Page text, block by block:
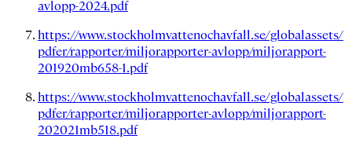
avlopp-2024.pdf
https://www.stockholmvattenochavfall.se/globalassets/
pdfer/rapporter/miljorapporter-avlopp/miljorapport-
201920mb658-1.pdf
https://www.stockholmvattenochavfall.se/globalassets/
pdfer/rapporter/miljorapporter-avlopp/miljorapport-
202021mb518.pdf